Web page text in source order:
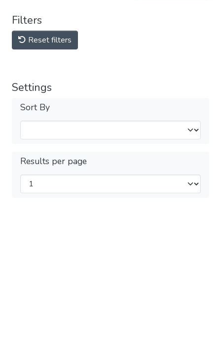
Filters
Reset filters
Settings
Sort By
Results per page